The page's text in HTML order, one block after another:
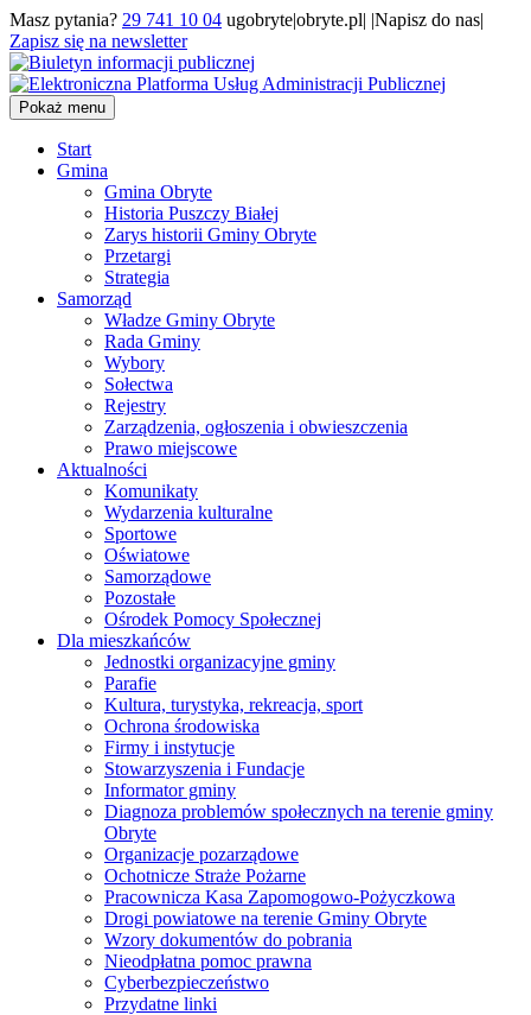
Masz pytania? 29 741 10 04 ugobryte|obryte.pl| |Napisz do nas|
Zapisz się na newsletter
Pokaż menu
Start
Gmina
Gmina Obryte
Historia Puszczy Białej
Zarys historii Gminy Obryte
Przetargi
Strategia
Samorząd
Władze Gminy Obryte
Rada Gminy
Wybory
Sołectwa
Rejestry
Zarządzenia, ogłoszenia i obwieszczenia
Prawo miejscowe
Aktualności
Komunikaty
Wydarzenia kulturalne
Sportowe
Oświatowe
Samorządowe
Pozostałe
Ośrodek Pomocy Społecznej
Dla mieszkańców
Jednostki organizacyjne gminy
Parafie
Kultura, turystyka, rekreacja, sport
Ochrona środowiska
Firmy i instytucje
Stowarzyszenia i Fundacje
Informator gminy
Diagnoza problemów społecznych na terenie gminy
Obryte
Organizacje pozarządowe
Ochotnicze Straże Pożarne
Pracownicza Kasa Zapomogowo-Pożyczkowa
Drogi powiatowe na terenie Gminy Obryte
Wzory dokumentów do pobrania
Nieodpłatna pomoc prawna
Cyberbezpieczeństwo
Przydatne linki